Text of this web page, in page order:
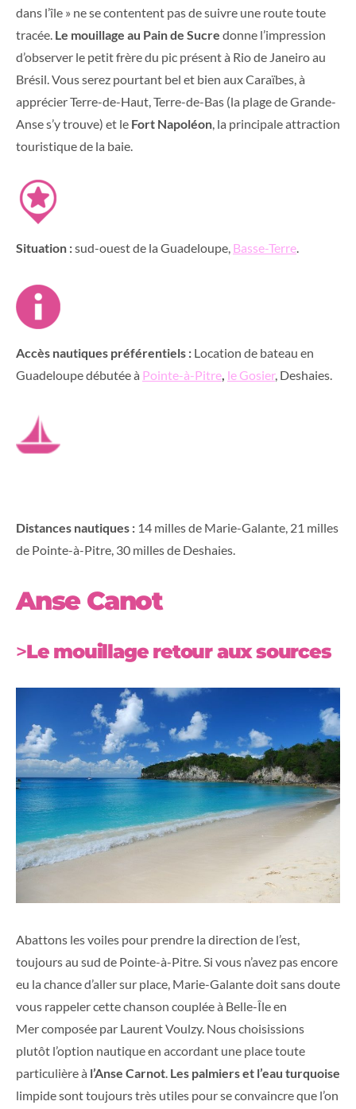
dans l’île » ne se contentent pas de suivre une route toute
tracée. Le mouillage au Pain de Sucre donne l’impression
d’observer le petit frère du pic présent à Rio de Janeiro au
Brésil. Vous serez pourtant bel et bien aux Caraïbes, à
apprécier Terre-de-Haut, Terre-de-Bas (la plage de Grande-
Anse s’y trouve) et le Fort Napoléon , la principale attraction
touristique de la baie.
Situation :sud-ouest de la Guadeloupe, Basse-Terre
Accès nautiques préférentiels : Location de bateau en
Guadeloupe débutée à Pointe-à-Pitre le Gosier, Deshaies.
Distances nautiques : 14 milles de Marie-Galante, 21 milles
de Pointe-à-Pitre, 30 milles de Deshaies.
Anse Canot
>Le mouillage retour aux sources
Abattons les voiles pour prendre la direction de l’est,
toujours au sud de Pointe-à-Pitre. Si vous n’avez pas encore
eu la chance d’aller sur place, Marie-Galante doit sans doute
vous rappeler cette chanson couplée à Belle-Île en
Mer composée par Laurent Voulzy. Nous choisissions
plutôt l’option nautique en accordant une place toute
particulière à l’Anse Carnot. Les palmiers et l’eau turquoise
limpide sont toujours très utiles pour se convaincre que l’on